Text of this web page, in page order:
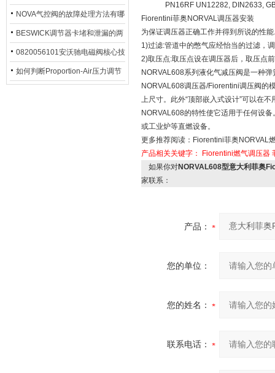
关重要
NOVA气控阀的故障处理方法有哪
些？
BESWICK调节器卡堵和泄漏的两
大问题解决措施
0820056101安沃驰电磁阀核心技
术参数
如何判断Proportion-Air压力调节
PN16RF UN12282, DIN2633,
Fiorentini菲奥NORVAL调压器安装
为保证调压器正确工作并得到所说的性
1)过滤:管道中的憋气应经怡当的过滤，
2)取压点:取压点设在调压器后，取压点
NORVAL608系列液化气减压阀是一种
NORVAL608调压器/Fiorentini调压阀的
上尺寸。此外“顶部嵌入式设计”可以在
NORVAL608的特性使它适用于任何设
或工业炉等直燃设备。
更多推荐阅读：Fiorentini菲奥NORVAL
产品相关关键字：
Fiorentini燃气调压器
如果你对NORVAL608型意大利菲奥
家联系：
产品：
您的单位：
您的姓名：
联系电话：